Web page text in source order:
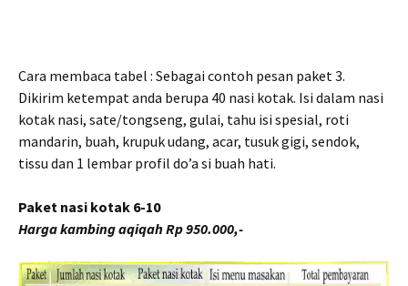
Cara membaca tabel : Sebagai contoh pesan paket 3.
Dikirim ketempat anda berupa 40 nasi kotak. Isi dalam nasi
kotak nasi, sate/tongseng, gulai, tahu isi spesial, roti
mandarin, buah, krupuk udang, acar, tusuk gigi, sendok,
tissu dan 1 lembar profil do’a si buah hati.
Paket nasi kotak 6-10
Harga kambing aqiqah Rp 950.000,-